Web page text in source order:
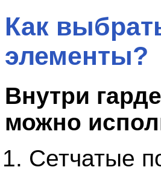
Как
элементы?
Внутри
можно
Сетчатые